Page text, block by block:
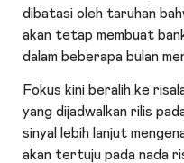
dibatasi oleh taruhan
akan tetap membuat
dalam beberapa bulan
Fokus kini beralih ke
yang dijadwalkan rilis
sinyal lebih lanjut
akan tertuju pada nada